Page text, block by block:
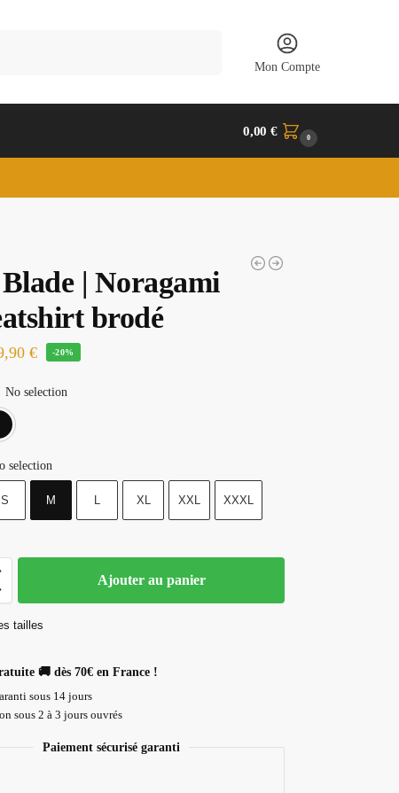
Mon Compte
0,00€ 0
| Noragami
brodé
€ -20%
No selection
selection
S M L XL XXL XXXL
Ajouter au panier
tailles
🚚 dès 70€ en France !
sous 14 jours
sous 2 à 3 jours ouvrés
Paiement sécurisé garanti